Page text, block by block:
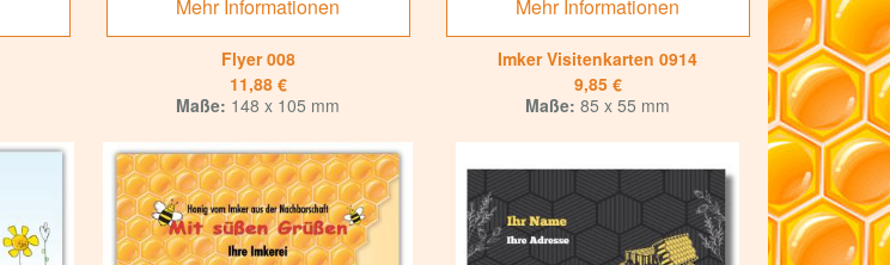
Mehr Informationen
Flyer 008
11,88 €
Maße: 148 x 105 mm
Mehr Informationen
Imker Visitenkarten 0914
9,85 €
Maße: 85 x 55 mm